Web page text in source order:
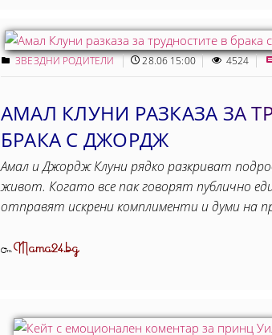
ЗВЕЗДНИ РОДИТЕЛИ 28.06 15:00 4524
АМАЛ КЛУНИ РАЗКАЗА ЗА
БРАКА С ДЖОРДЖ
Амал и Джордж Клуни рядко разкриват
живот. Когато все пак говорят публично
отправят искрени комплименти и думи на
ОтMama24.bg